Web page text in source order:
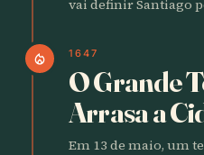
vai definir Santiago
local_fire_department 1647
O Grande
Arrasa a
Em 13 de maio, um